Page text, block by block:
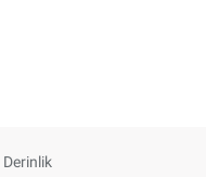
Derinlik